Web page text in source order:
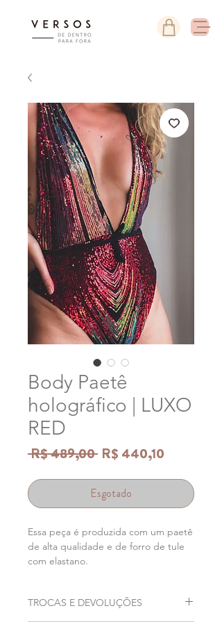
Body Paetê
holográfico | LUXO
RED
R$ 489,00 Preço
R$ 440,10
Esgotado
Essa peça é produzida com um paetê
de alta qualidade e de forro de tule
com elastano.
TROCAS E DEVOLUÇÕES